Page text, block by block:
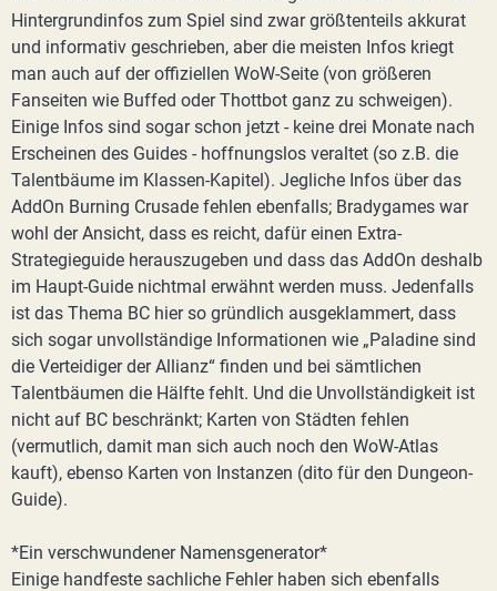
Hintergrundinfos zum Spiel sind zwar größtenteils akkurat
und informativ geschrieben, aber die meisten Infos kriegt
man auch auf der offiziellen WoW-Seite (von größeren
Fanseiten wie Buffed oder Thottbot ganz zu schweigen).
Einige Infos sind sogar schon jetzt - keine drei Monate nach
Erscheinen des Guides - hoffnungslos veraltet (so z.B. die
Talentbäume im Klassen-Kapitel). Jegliche Infos über das
AddOn Burning Crusade fehlen ebenfalls; Bradygames war
wohl der Ansicht, dass es reicht, dafür einen Extra-
Strategieguide herauszugeben und dass das AddOn deshalb
im Haupt-Guide nichtmal erwähnt werden muss. Jedenfalls
ist das Thema BC hier so gründlich ausgeklammert, dass
sich sogar unvollständige Informationen wie „Paladine sind
die Verteidiger der Allianz“ finden und bei sämtlichen
Talentbäumen die Hälfte fehlt. Und die Unvollständigkeit ist
nicht auf BC beschränkt; Karten von Städten fehlen
(vermutlich, damit man sich auch noch den WoW-Atlas
kauft), ebenso Karten von Instanzen (dito für den Dungeon-
Guide).
*Ein verschwundener Namensgenerator*
Einige handfeste sachliche Fehler haben sich ebenfalls